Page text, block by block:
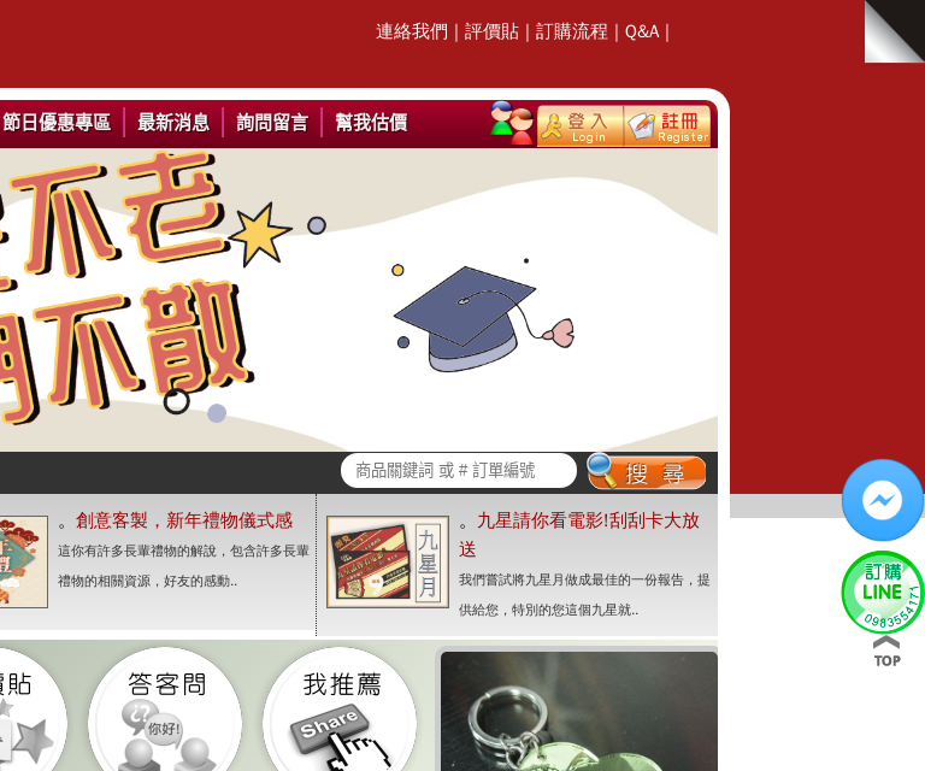
連絡我們 | 評價貼 | 訂購流程 | Q&A|
節日優惠專區 最新消息 詢問留言 幫我估價
。 創意客製，新年禮物儀式感
這你有許多長輩禮物的解說，包含許多長輩
禮物的相關資源，好友的感動..
。 九星請你看電影!刮刮卡大放
送
我們嘗試將九星月做成最佳的一份報告，提
供給您，特別的您這個九星就..